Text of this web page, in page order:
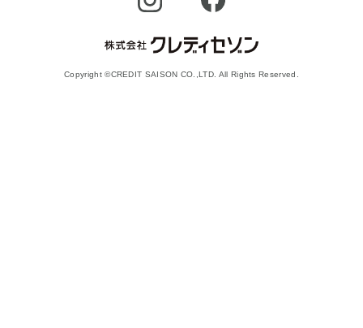
Copyright ©CREDIT SAISON CO.,LTD. All Rights Reserved.